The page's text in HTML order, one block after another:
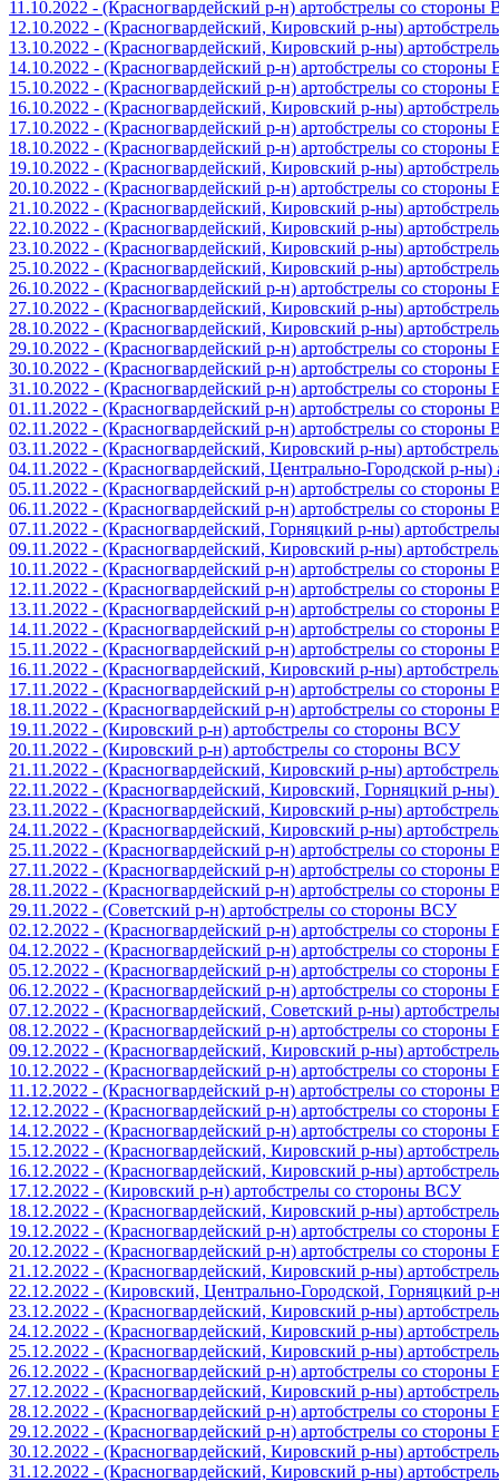
11.10.2022 - (Красногвардейский р-н) артобстрелы со стороны
12.10.2022 - (Красногвардейский, Кировский р-ны)
13.10.2022 - (Красногвардейский, Кировский р-ны)
14.10.2022 - (Красногвардейский р-н) артобстрелы со
15.10.2022 - (Красногвардейский р-н) артобстрелы со
16.10.2022 - (Красногвардейский, Кировский р-ны)
17.10.2022 - (Красногвардейский р-н) артобстрелы со
18.10.2022 - (Красногвардейский р-н) артобстрелы со
19.10.2022 - (Красногвардейский, Кировский р-ны)
20.10.2022 - (Красногвардейский р-н) артобстрелы со
21.10.2022 - (Красногвардейский, Кировский р-ны)
22.10.2022 - (Красногвардейский, Кировский р-ны)
23.10.2022 - (Красногвардейский, Кировский р-ны)
25.10.2022 - (Красногвардейский, Кировский р-ны)
26.10.2022 - (Красногвардейский р-н) артобстрелы со
27.10.2022 - (Красногвардейский, Кировский р-ны)
28.10.2022 - (Красногвардейский, Кировский р-ны)
29.10.2022 - (Красногвардейский р-н) артобстрелы со
30.10.2022 - (Красногвардейский р-н) артобстрелы со
31.10.2022 - (Красногвардейский р-н) артобстрелы со
01.11.2022 - (Красногвардейский р-н) артобстрелы со стороны
02.11.2022 - (Красногвардейский р-н) артобстрелы со стороны
03.11.2022 - (Красногвардейский, Кировский р-ны)
04.11.2022 - (Красногвардейский, Центрально-Городской р-
05.11.2022 - (Красногвардейский р-н) артобстрелы со стороны
06.11.2022 - (Красногвардейский р-н) артобстрелы со стороны
07.11.2022 - (Красногвардейский, Горняцкий р-ны)
09.11.2022 - (Красногвардейский, Кировский р-ны)
10.11.2022 - (Красногвардейский р-н) артобстрелы со стороны
12.11.2022 - (Красногвардейский р-н) артобстрелы со стороны
13.11.2022 - (Красногвардейский р-н) артобстрелы со стороны
14.11.2022 - (Красногвардейский р-н) артобстрелы со стороны
15.11.2022 - (Красногвардейский р-н) артобстрелы со стороны
16.11.2022 - (Красногвардейский, Кировский р-ны)
17.11.2022 - (Красногвардейский р-н) артобстрелы со стороны
18.11.2022 - (Красногвардейский р-н) артобстрелы со стороны
19.11.2022 - (Кировский р-н) артобстрелы со стороны ВСУ
20.11.2022 - (Кировский р-н) артобстрелы со стороны ВСУ
21.11.2022 - (Красногвардейский, Кировский р-ны)
22.11.2022 - (Красногвардейский, Кировский, Горняцкий р-
23.11.2022 - (Красногвардейский, Кировский р-ны)
24.11.2022 - (Красногвардейский, Кировский р-ны)
25.11.2022 - (Красногвардейский р-н) артобстрелы со стороны
27.11.2022 - (Красногвардейский р-н) артобстрелы со стороны
28.11.2022 - (Красногвардейский р-н) артобстрелы со стороны
29.11.2022 - (Советский р-н) артобстрелы со стороны ВСУ
02.12.2022 - (Красногвардейский р-н) артобстрелы со
04.12.2022 - (Красногвардейский р-н) артобстрелы со
05.12.2022 - (Красногвардейский р-н) артобстрелы со
06.12.2022 - (Красногвардейский р-н) артобстрелы со
07.12.2022 - (Красногвардейский, Советский р-ны)
08.12.2022 - (Красногвардейский р-н) артобстрелы со
09.12.2022 - (Красногвардейский, Кировский р-ны)
10.12.2022 - (Красногвардейский р-н) артобстрелы со
11.12.2022 - (Красногвардейский р-н) артобстрелы со стороны
12.12.2022 - (Красногвардейский р-н) артобстрелы со
14.12.2022 - (Красногвардейский р-н) артобстрелы со
15.12.2022 - (Красногвардейский, Кировский р-ны)
16.12.2022 - (Красногвардейский, Кировский р-ны)
17.12.2022 - (Кировский р-н) артобстрелы со стороны ВСУ
18.12.2022 - (Красногвардейский, Кировский р-ны)
19.12.2022 - (Красногвардейский р-н) артобстрелы со
20.12.2022 - (Красногвардейский р-н) артобстрелы со
21.12.2022 - (Красногвардейский, Кировский р-ны)
22.12.2022 - (Кировский, Центрально-Городской, Горняцкий
23.12.2022 - (Красногвардейский, Кировский р-ны)
24.12.2022 - (Красногвардейский, Кировский р-ны)
25.12.2022 - (Красногвардейский, Кировский р-ны)
26.12.2022 - (Красногвардейский р-н) артобстрелы со
27.12.2022 - (Красногвардейский, Кировский р-ны)
28.12.2022 - (Красногвардейский р-н) артобстрелы со
29.12.2022 - (Красногвардейский р-н) артобстрелы со
30.12.2022 - (Красногвардейский, Кировский р-ны)
31.12.2022 - (Красногвардейский, Кировский р-ны)